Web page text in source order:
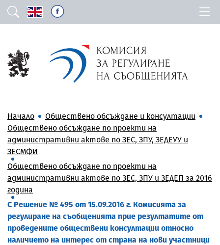
Начало
Обществено обсъждане и консултации
Обществено обсъждане по проекти на
административни актове по ЗЕС, ЗПУ, ЗЕДЕУУ и
ЗЕСМФИ
Обществено обсъждане по проекти на
административни актове по ЗЕС, ЗПУ и ЗЕДЕП за 2016
година
С Решение № 495 от 15.09.2016 г. Комисията за
регулиране на съобщенията прие резултатите от
проведените обществени консултации относно
наличието на интерес от страна на нови участници